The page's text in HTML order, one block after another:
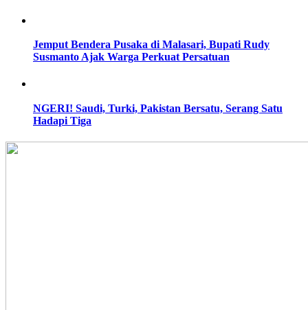
Jemput Bendera Pusaka di Malasari, Bupati Rudy
Susmanto Ajak Warga Perkuat Persatuan
NGERI! Saudi, Turki, Pakistan Bersatu, Serang Satu
Hadapi Tiga